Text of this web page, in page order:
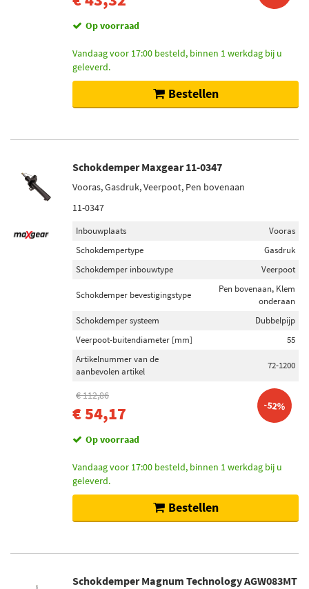
Op voorraad
Vandaag voor 17:00 besteld, binnen 1 werkdag bij u
geleverd.
Bestellen
Schokdemper Maxgear 11-0347
Vooras, Gasdruk, Veerpoot, Pen bovenaan
11-0347
Inbouwplaats
Vooras
Schokdempertype
Gasdruk
Schokdemper inbouwtype
Veerpoot
Schokdemper bevestigingstype
Pen bovenaan, Klem
onderaan
Schokdemper systeem
Dubbelpijp
Veerpoot-buitendiameter [mm]
55
Artikelnummer van de
aanbevolen artikel
72-1200
€ 112,86
€ 54,17 -52%
Op voorraad
Vandaag voor 17:00 besteld, binnen 1 werkdag bij u
geleverd.
Bestellen
Schokdemper Magnum Technology AGW083MT